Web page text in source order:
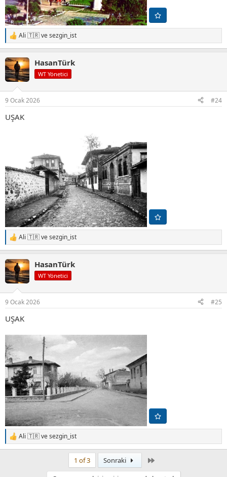
T
e
k
i
l
Ali 🇹🇷vesezgin_ist
HasanTürk
WT Yönetici
9 Ocak 2026 #24
UŞAK
T
e
k
i
l
Ali 🇹🇷vesezgin_ist
HasanTürk
WT Yönetici
9 Ocak 2026 #25
UŞAK
T
e
Ali 🇹🇷vesezgin_ist
1 of 3 Sonraki